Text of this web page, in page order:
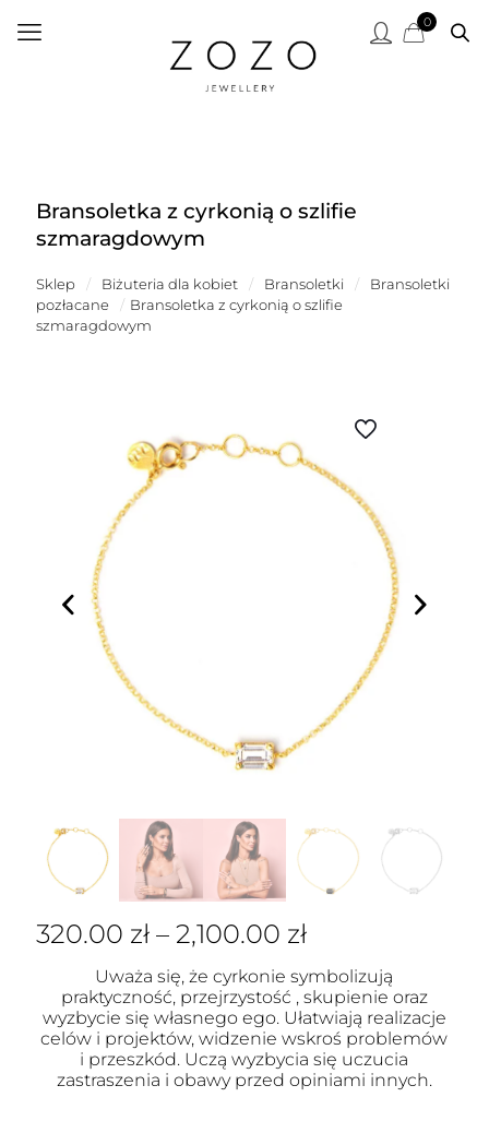
0
Bransoletka z cyrkonią o szlifie
szmaragdowym
Sklep / Biżuteria dla kobiet / Bransoletki /
Bransoletki
pozłacane
/ Bransoletka z cyrkonią o szlifie
szmaragdowym
320.00 zł – 2,100.00 zł
Uważa się, że cyrkonie symbolizują
praktyczność, przejrzystość , skupienie oraz
wyzbycie się własnego ego. Ułatwiają realizacje
celów i projektów, widzenie wskroś problemów
i przeszkód. Uczą wyzbycia się uczucia
zastraszenia i obawy przed opiniami innych.